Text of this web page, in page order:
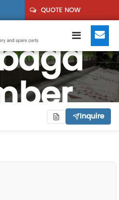
QUOTE NOW
Inquire